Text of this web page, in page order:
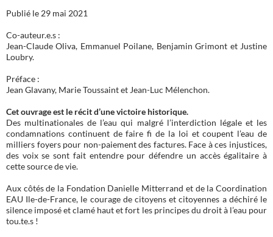
Publié le 29 mai 2021
Co-auteur.e.s :
Jean-Claude Oliva, Emmanuel Poilane, Benjamin Grimont et Justine
Loubry.
Préface :
Jean Glavany, Marie Toussaint et Jean-Luc Mélenchon.
Cet ouvrage est le récit d’une victoire historique.
Des multinationales de l’eau qui malgré l’interdiction légale et les
condamnations continuent de faire fi de la loi et coupent l’eau de
milliers foyers pour non-paiement des factures. Face à ces injustices,
des voix se sont fait entendre pour défendre un accès égalitaire à
cette source de vie.
Aux côtés de la Fondation Danielle Mitterrand et de la Coordination
EAU Ile-de-France, le courage de citoyens et citoyennes a déchiré le
silence imposé et clamé haut et fort les principes du droit à l’eau pour
tou.te.s !